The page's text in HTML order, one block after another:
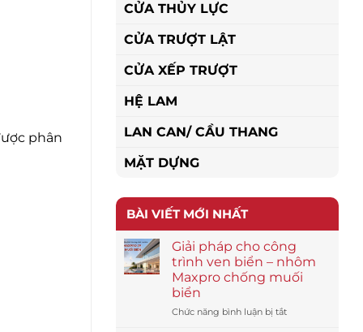
phân
CỬA THỦY LỰC
CỬA TRƯỢT LẬT
CỬA XẾP TRƯỢT
HỆ LAM
LAN CAN/ CẦU THANG
MẶT DỰNG
BÀI VIẾT MỚI NHẤT
Giải pháp cho công
trình ven biển – nhôm
Maxpro chống muối
biển
Chức năng bình luận bị tắtở